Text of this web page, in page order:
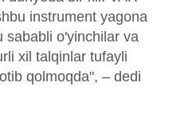
instrument yagona
sababli o'yinchilar va
xil talqinlar tufayli
qolmoqda", – dedi